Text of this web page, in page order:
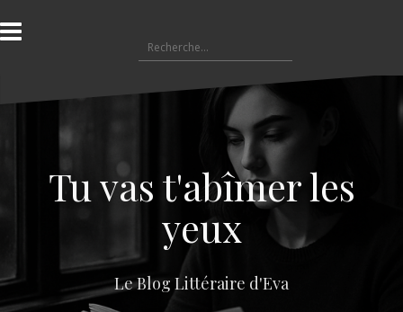
l
a
e
e
Tu vas t'abîmer les
yeux
Le Blog Littéraire d'Eva